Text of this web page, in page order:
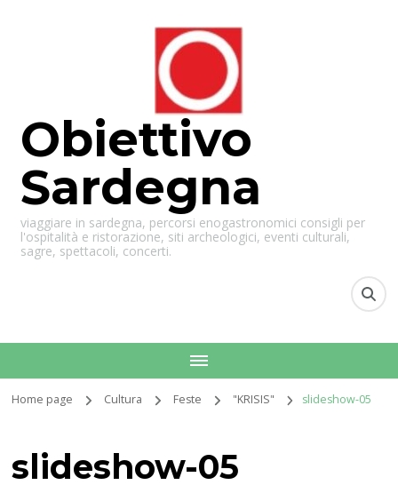
Obiettivo
Sardegna
viaggiare in sardegna, percorsi enogastronomici consigli per
l'ospitalità e ristorazione, siti archeologici, eventi culturali,
sagre, spettacoli, concerti.
Home page Cultura Feste "KRISIS" slideshow-05
slideshow-05